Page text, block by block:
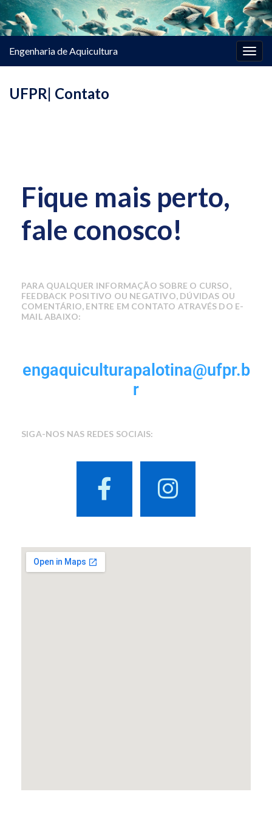
Engenharia de Aquicultura
UFPR| Contato
Fique mais perto,
fale conosco!
PARA QUALQUER INFORMAÇÃO SOBRE O CURSO,
FEEDBACK POSITIVO OU NEGATIVO, DÚVIDAS OU
COMENTÁRIO, ENTRE EM CONTATO ATRAVÉS DO E-
MAIL ABAIXO:
engaquiculturapalotina@ufpr.b
r
SIGA-NOS NAS REDES SOCIAIS: